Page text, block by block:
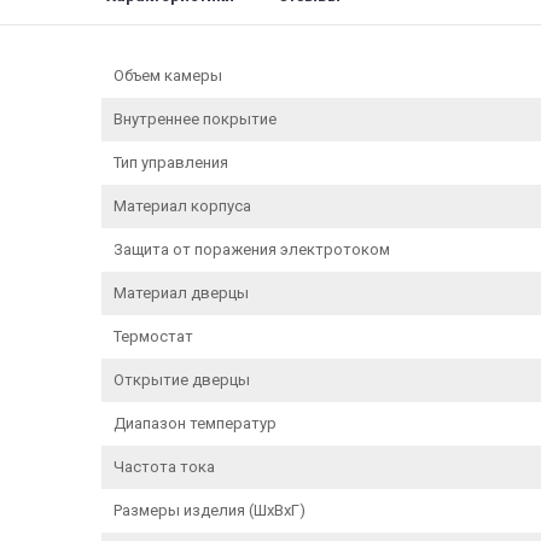
Объем камеры
Внутреннее покрытие
Тип управления
Материал корпуса
Защита от поражения электротоком
Материал дверцы
Термостат
Открытие дверцы
Диапазон температур
Частота тока
Размеры изделия (ШxВxГ)